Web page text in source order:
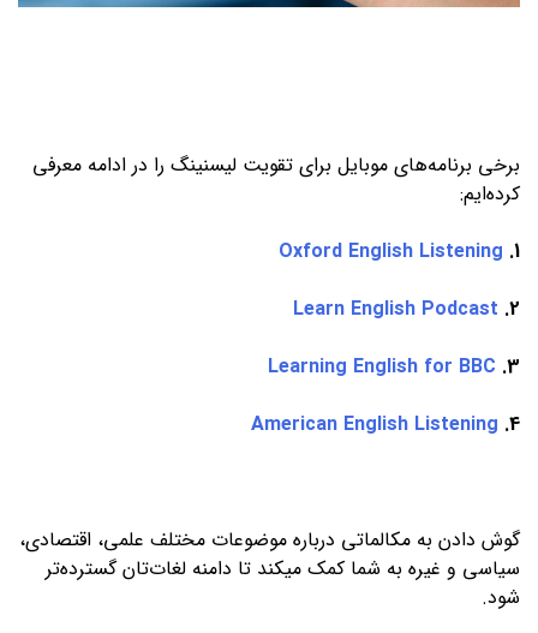
برخی برنامه‌های موبایل برای تقویت لیسنینگ را در ادامه معرفی
کرده‌ایم:
1.
Oxford English Listening
2.
3.
Learning English for BBC
4.
American English Listening
گوش دادن به مکالماتی درباره موضوعات مختلف علمی، اقتصادی،
سیاسی و غیره به شما کمک میکند تا دامنه لغات‌تان گسترده‌تر
شود.